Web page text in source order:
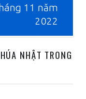
11 năm
2022
NHẬT TRONG